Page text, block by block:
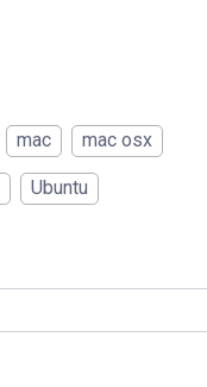
mac mac osx
Ubuntu